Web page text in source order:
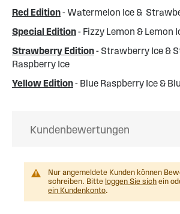
Red Edition- Watermelon Ice &
Special Edition- Fizzy Lemon & Lemon
Strawberry Edition- Strawberry Ice &
Raspberry Ice
Yellow Edition- Blue Raspberry Ice &
Kundenbewertungen
Nur angemeldete Kunden können
schreiben. Bitte loggen Sie sich ein
ein Kundenkonto.